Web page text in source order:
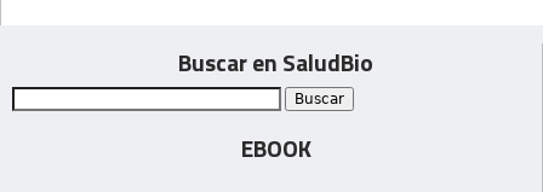
Buscar en SaludBio
EBOOK